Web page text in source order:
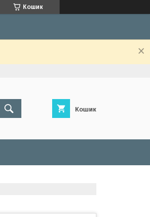
Кошик
Кошик